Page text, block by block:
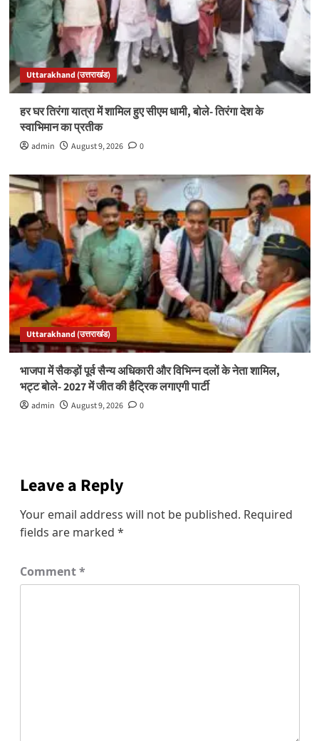
Uttarakhand (उत्तराखंड)
हर घर तिरंगा यात्रा में शामिल हुए सीएम धामी, बोले- तिरंगा देश के
स्वाभिमान का प्रतीक
admin August 9, 2026 0
Uttarakhand (उत्तराखंड)
भाजपा में सैकड़ों पूर्व सैन्य अधिकारी और विभिन्न दलों के नेता शामिल,
भट्ट बोले- 2027 में जीत की हैट्रिक लगाएगी पार्टी
admin August 9, 2026 0
Leave a Reply
Your email address will not be published. Required
fields are marked *
Comment*